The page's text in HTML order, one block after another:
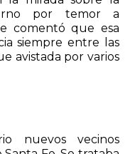
tránsito obligado,
la mirada sobre la
por temor a
comentó que esa
siempre entre las
avistada por varios